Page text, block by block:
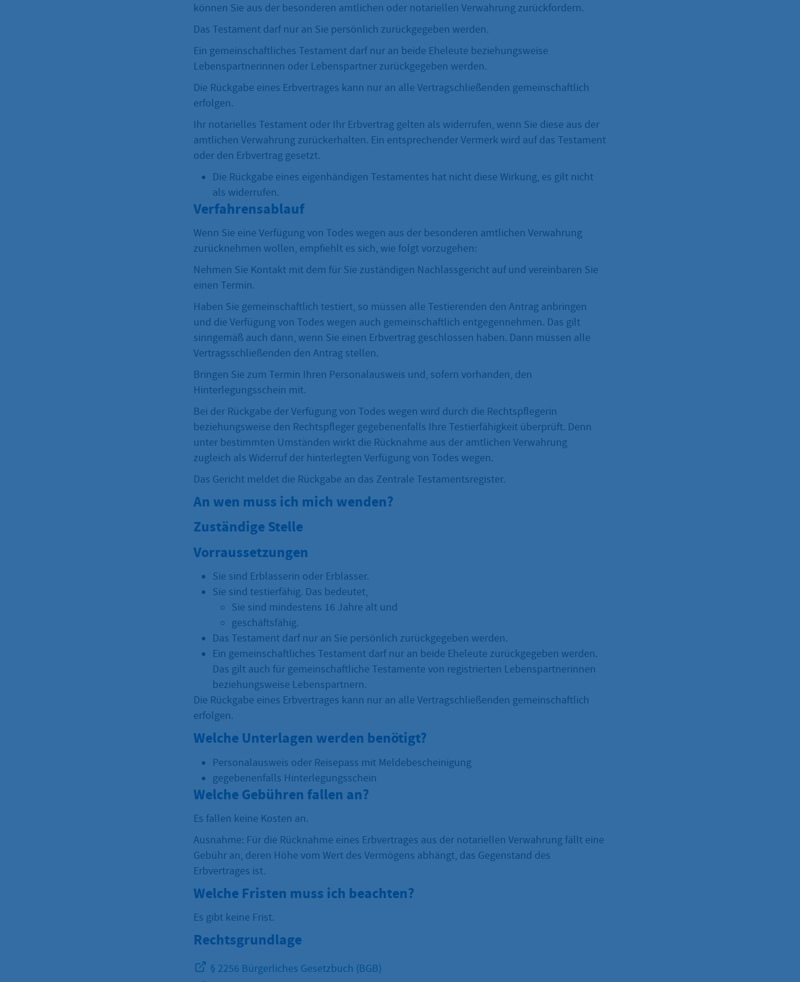
können Sie aus der besonderen amtlichen oder notariellen Verwahrung zurückfordern.
Das Testament darf nur an Sie persönlich zurückgegeben werden.
Ein gemeinschaftliches Testament darf nur an beide Eheleute beziehungsweise
Lebenspartnerinnen oder Lebenspartner zurückgegeben werden.
Die Rückgabe eines Erbvertrages kann nur an alle Vertragschließenden gemeinschaftlich
erfolgen.
Ihr notarielles Testament oder Ihr Erbvertrag gelten als widerrufen, wenn Sie diese aus der
amtlichen Verwahrung zurückerhalten. Ein entsprechender Vermerk wird auf das Testament
oder den Erbvertrag gesetzt.
Die Rückgabe eines eigenhändigen Testamentes hat nicht diese Wirkung, es gilt nicht
als widerrufen.
Verfahrensablauf
Wenn Sie eine Verfügung von Todes wegen aus der besonderen amtlichen Verwahrung
zurücknehmen wollen, empfiehlt es sich, wie folgt vorzugehen:
Nehmen Sie Kontakt mit dem für Sie zuständigen Nachlassgericht auf und vereinbaren Sie
einen Termin.
Haben Sie gemeinschaftlich testiert, so müssen alle Testierenden den Antrag anbringen
und die Verfügung von Todes wegen auch gemeinschaftlich entgegennehmen. Das gilt
sinngemäß auch dann, wenn Sie einen Erbvertrag geschlossen haben. Dann müssen alle
Vertragsschließenden den Antrag stellen.
Bringen Sie zum Termin Ihren Personalausweis und, sofern vorhanden, den
Hinterlegungsschein mit.
Bei der Rückgabe der Verfügung von Todes wegen wird durch die Rechtspflegerin
beziehungsweise den Rechtspfleger gegebenenfalls Ihre Testierfähigkeit überprüft. Denn
unter bestimmten Umständen wirkt die Rücknahme aus der amtlichen Verwahrung
zugleich als Widerruf der hinterlegten Verfügung von Todes wegen.
Das Gericht meldet die Rückgabe an das Zentrale Testamentsregister.
An wen muss ich mich wenden?
Zuständige Stelle
Vorraussetzungen
Sie sind Erblasserin oder Erblasser.
Sie sind testierfähig. Das bedeutet,
Sie sind mindestens 16 Jahre alt und
geschäftsfähig.
Das Testament darf nur an Sie persönlich zurückgegeben werden.
Ein gemeinschaftliches Testament darf nur an beide Eheleute zurückgegeben werden.
Das gilt auch für gemeinschaftliche Testamente von registrierten Lebenspartnerinnen
beziehungsweise Lebenspartnern.
Die Rückgabe eines Erbvertrages kann nur an alle Vertragschließenden gemeinschaftlich
erfolgen.
Welche Unterlagen werden benötigt?
Personalausweis oder Reisepass mit Meldebescheinigung
gegebenenfalls Hinterlegungsschein
Welche Gebühren fallen an?
Es fallen keine Kosten an.
Ausnahme: Für die Rücknahme eines Erbvertrages aus der notariellen Verwahrung fällt eine
Gebühr an, deren Höhe vom Wert des Vermögens abhängt, das Gegenstand des
Erbvertrages ist.
Welche Fristen muss ich beachten?
Es gibt keine Frist.
Rechtsgrundlage
§ 2256 Bürgerliches Gesetzbuch (BGB)